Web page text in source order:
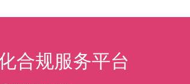
合规服务平台